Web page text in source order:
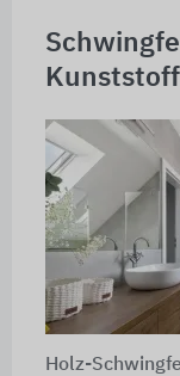
Kunststoff
Holz-